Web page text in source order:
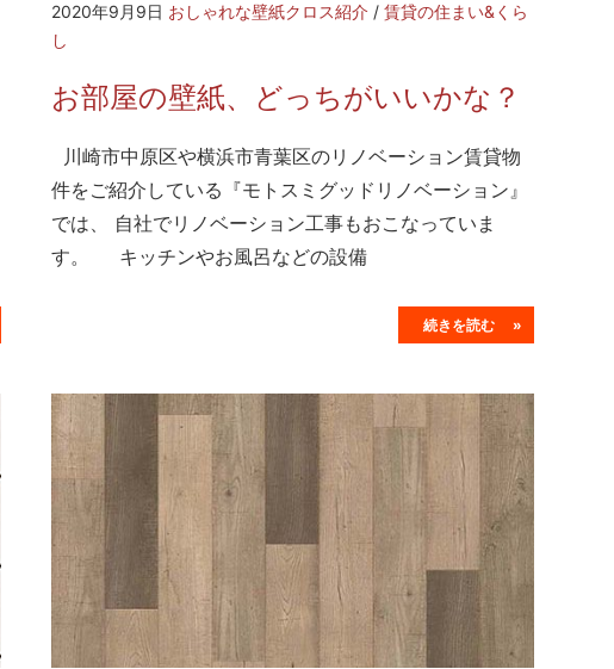
2020年9月9日 おしゃれな壁紙クロス紹介 /賃貸の住まい&くら
し
お部屋の壁紙、どっちがいいかな？
川崎市中原区や横浜市青葉区のリノベーション賃貸物
件をご紹介している『モトスミグッドリノベーション』
では、 自社でリノベーション工事もおこなっていま
す。 キッチンやお風呂などの設備
続きを読む »